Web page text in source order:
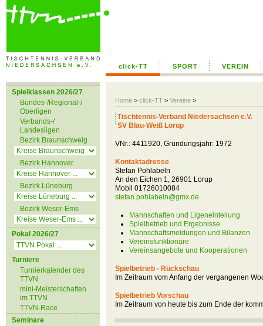
click-TT SPORT VEREIN
Home > click-TT > Vereine >
Spielklassen 2026/27
Bundes-/Regional-/
Oberligen
Verbands-/
Landesligen
Bezirk Braunschweig
Bezirk Hannover
Bezirk Lüneburg
Bezirk Weser-Ems
Pokal 2026/27
Turniere
Turnierkalender des
TTVN
mini-Meisterschaften
im TTVN
TTVN-Race
Seminare
Tischtennis-Verband Niedersachsen e.V.
SV Blau-Weiß Lorup
VNr.: 4411920, Gründungsjahr: 1972
Kontaktadresse
Stefan Pohlabeln
An den Eichen 1, 26901 Lorup
Mobil 01726010084
stefan.pohlabeln@gmx.de
Mannschaften und Ligeneinteilung
Spielbetrieb und Ergebnisse
Mannschaftsmeldungen und Bilanzen
Vereinsfunktionäre
Vereinsangebote und Kooperationen
Spielbetrieb - Rückschau
Im Zeitraum vom Anfang der vergangenen
Spielbetrieb Vorschau
Im Zeitraum von heute bis zum Ende der